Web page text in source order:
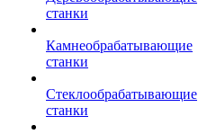
станки
Камнеобрабатывающие
станки
Стеклообрабатывающие
станки